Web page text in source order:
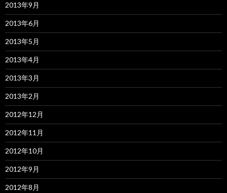
2013年9月
2013年6月
2013年5月
2013年4月
2013年3月
2013年2月
2012年12月
2012年11月
2012年10月
2012年9月
2012年8月